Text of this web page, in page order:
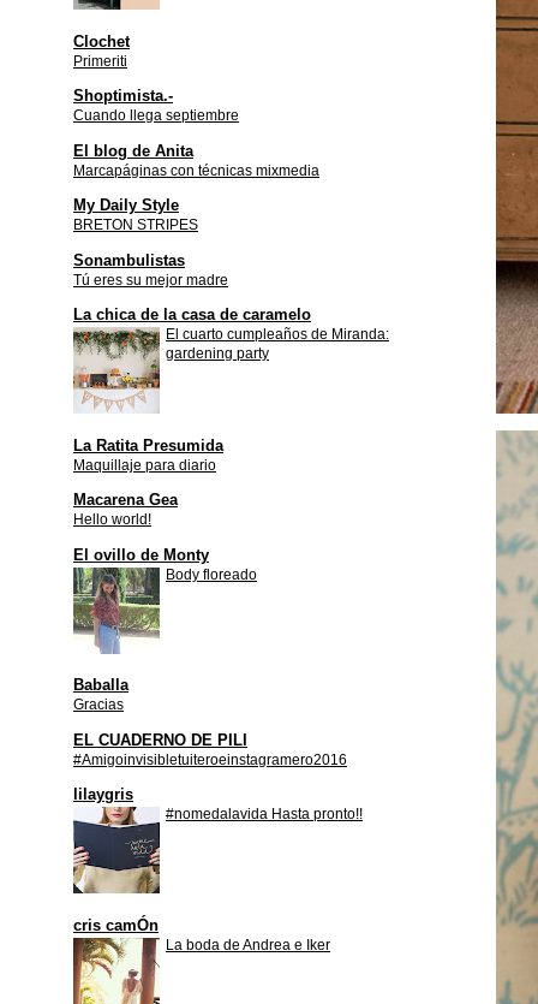
Clochet
Primeriti
Shoptimista.-
Cuando llega septiembre
El blog de Anita
Marcapáginas con técnicas mixmedia
My Daily Style
BRETON STRIPES
Sonambulistas
Tú eres su mejor madre
La chica de la casa de caramelo
El cuarto cumpleaños de Miranda:
gardening party
La Ratita Presumida
Maquillaje para diario
Macarena Gea
Hello world!
El ovillo de Monty
Body floreado
Baballa
Gracias
EL CUADERNO DE PILI
#Amigoinvisibletuiteroeinstagramero2016
lilaygris
#nomedalavida Hasta pronto!!
cris camÓn
La boda de Andrea e Iker